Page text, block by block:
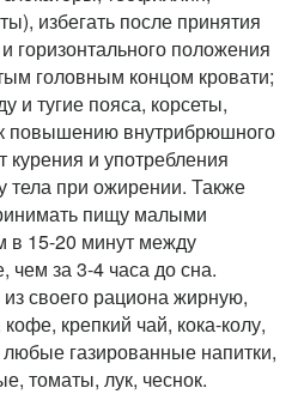
избегать после принятия
горизонтального положения
головным концом кровати;
и тугие пояса, корсеты,
повышению внутрибрюшного
курения и употребления
тела при ожирении. Также
пищу малыми
в 15-20 минут между
чем за 3-4 часа до сна.
своего рациона жирную,
крепкий чай, кока-колу,
газированные напитки,
томаты, лук, чеснок.